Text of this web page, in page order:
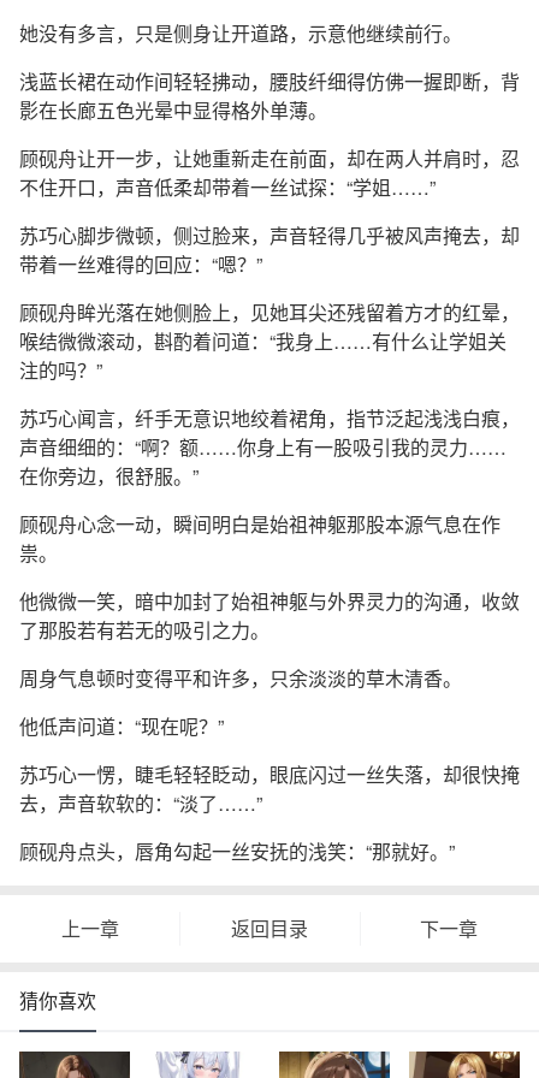
她没有多言，只是侧身让开道路，示意他继续前行。
浅蓝长裙在动作间轻轻拂动，腰肢纤细得仿佛一握即断，背
影在长廊五色光晕中显得格外单薄。
顾砚舟让开一步，让她重新走在前面，却在两人并肩时，忍
不住开口，声音低柔却带着一丝试探：“学姐……”
苏巧心脚步微顿，侧过脸来，声音轻得几乎被风声掩去，却
带着一丝难得的回应：“嗯？”
顾砚舟眸光落在她侧脸上，见她耳尖还残留着方才的红晕，
喉结微微滚动，斟酌着问道：“我身上……有什么让学姐关
注的吗？”
苏巧心闻言，纤手无意识地绞着裙角，指节泛起浅浅白痕，
声音细细的：“啊？额……你身上有一股吸引我的灵力……
在你旁边，很舒服。”
顾砚舟心念一动，瞬间明白是始祖神躯那股本源气息在作
祟。
他微微一笑，暗中加封了始祖神躯与外界灵力的沟通，收敛
了那股若有若无的吸引之力。
周身气息顿时变得平和许多，只余淡淡的草木清香。
他低声问道：“现在呢？”
苏巧心一愣，睫毛轻轻眨动，眼底闪过一丝失落，却很快掩
去，声音软软的：“淡了……”
顾砚舟点头，唇角勾起一丝安抚的浅笑：“那就好。”
上一章 返回目录 下一章
猜你喜欢